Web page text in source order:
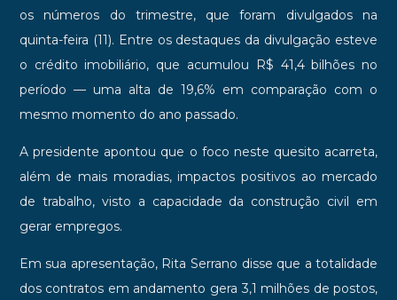
os números do trimestre, que foram divulgados na
quinta-feira (11). Entre os destaques da divulgação esteve
o crédito imobiliário, que acumulou R$ 41,4 bilhões no
período — uma alta de 19,6% em comparação com o
mesmo momento do ano passado.
A presidente apontou que o foco neste quesito acarreta,
além de mais moradias, impactos positivos ao mercado
de trabalho, visto a capacidade da construção civil em
gerar empregos.
Em sua apresentação, Rita Serrano disse que a totalidade
dos contratos em andamento gera 3,1 milhões de postos,